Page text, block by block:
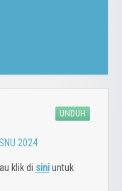
UNDUH
klik di siniuntuk